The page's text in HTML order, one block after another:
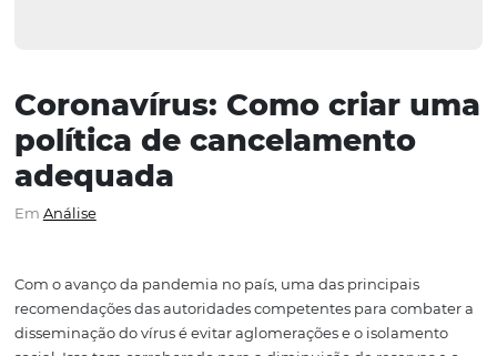
Coronavírus: Como criar
adequada
Em Análise